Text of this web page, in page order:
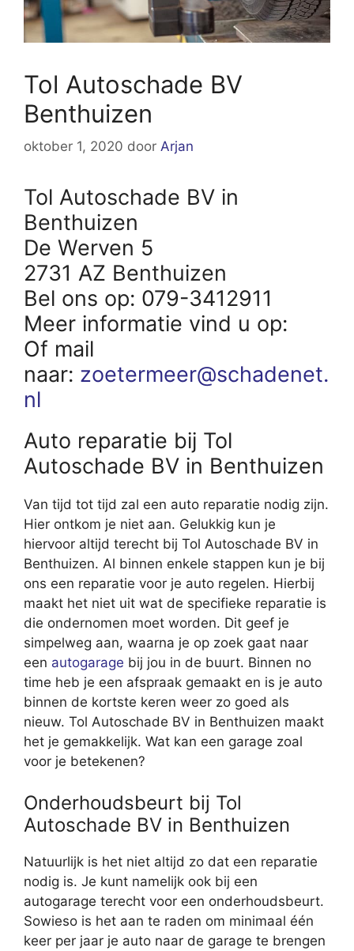
Tol Autoschade BV
Benthuizen
oktober 1, 2020 door Arjan
Tol Autoschade BV in
Benthuizen
De Werven 5
2731 AZ Benthuizen
Bel ons op: 079-3412911
Meer informatie vind u op:
Of mail
naar: zoetermeer@schadenet.
nl
Auto reparatie bij Tol
Autoschade BV in Benthuizen
Van tijd tot tijd zal een auto reparatie nodig zijn.
Hier ontkom je niet aan. Gelukkig kun je
hiervoor altijd terecht bij Tol Autoschade BV in
Benthuizen. Al binnen enkele stappen kun je bij
ons een reparatie voor je auto regelen. Hierbij
maakt het niet uit wat de specifieke reparatie is
die ondernomen moet worden. Dit geef je
simpelweg aan, waarna je op zoek gaat naar
een autogarage bij jou in de buurt. Binnen no
time heb je een afspraak gemaakt en is je auto
binnen de kortste keren weer zo goed als
nieuw. Tol Autoschade BV in Benthuizen maakt
het je gemakkelijk. Wat kan een garage zoal
voor je betekenen?
Onderhoudsbeurt bij Tol
Autoschade BV in Benthuizen
Natuurlijk is het niet altijd zo dat een reparatie
nodig is. Je kunt namelijk ook bij een
autogarage terecht voor een onderhoudsbeurt.
Sowieso is het aan te raden om minimaal één
keer per jaar je auto naar de garage te brengen